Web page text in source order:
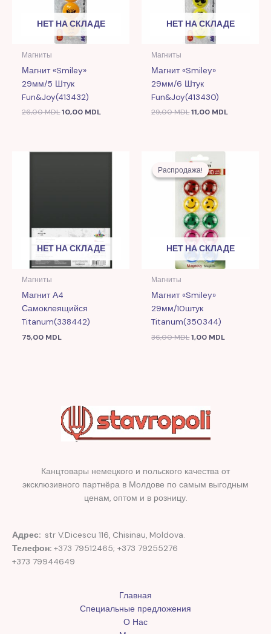
НЕТ НА СКЛАДЕ
Магниты
Магнит «Smiley»
29мм/5 Штук
Fun&Joy(413432)
26,00MDL10,00 MDL
НЕТ НА СКЛАДЕ
Магниты
Магнит «Smiley»
29мм/6 Штук
Fun&Joy(413430)
29,00MDL11,00 MDL
НЕТ НА СКЛАДЕ
Магниты
Магнит А4
Самоклеящийся
Titanum(338442)
75,00 MDL
Распродажа!
НЕТ НА СКЛАДЕ
Распродажа!
Магниты
Магнит «Smiley»
29мм/10штук
Titanum(350344)
36,00MDL
Первоначальная
цена
составляла
36,00 MDL.
1,00 MDL
1,00 MDL.
Канцтовары немецкого и польского качества от
эксклюзивного партнёра в Молдове по самым выгодным
ценам, оптом и в розницу.
Адрес: str V.Dicescu 116, Chisinau, Moldova.
Телефон: +373 79512465; +373 79255276
+373 79944649
Главная
Специальные предложения
О Нас